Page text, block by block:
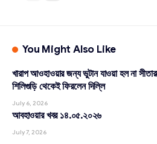
You Might Also Like
খারাপ আওহাওয়ার জন্য ভুটান যাওয়া হল না
শিলিগুড়ি থেকেই ফিরলেন দিল্লি
July 6, 2026
আবহাওয়ার খবর ১৪.০৫.২০২৬
July 7, 2026